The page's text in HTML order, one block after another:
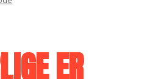
ER